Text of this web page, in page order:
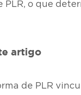
PLR, o que
artigo
de PLR